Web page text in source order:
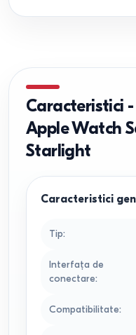
Caracteristici -
Apple Watch
Starlight
Caracteristici
Tip:
Interfața de
conectare:
Compatibilitate: